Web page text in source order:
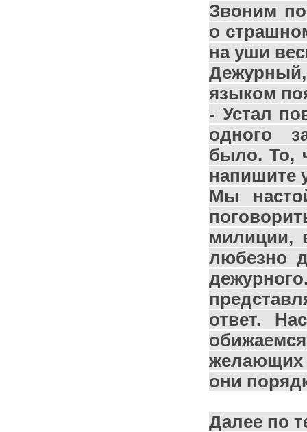
Звоним
о
на уши
языком
- Устал
одного
было. То,
напишите
Мы
милиции,
любезно
ответ.
желающих
они
Далее по